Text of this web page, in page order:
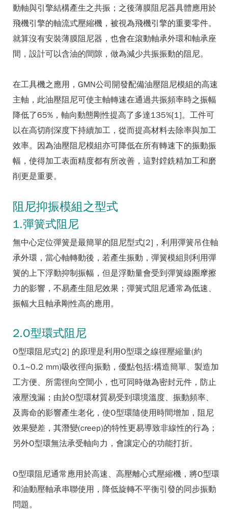
動軸與引擎結構產生之共振；之後薄膜阻尼器具體應用於
飛機引擎的軸流式壓縮機，被視為飛機引擎的重要零件。
就算沒有安裝薄膜阻尼器，也會在滾動軸承外環和軸承座
間，設計可以含油的間隙，做為減少共振振動的阻尼。
在工具機之應用，GMN公司開發配備油壓阻尼模組的高速
主軸，此油壓阻尼可使主軸轉速在通過共振頻率時之振幅
降低了65%，軸向動態剛性提高了多達135%[1]。工件可
以在高切削深度下持續加工，從而提高材料去除率與加工
效率。因為油壓阻尼模組亦可降低在所有轉速下的振動振
幅，使得加工表面精度都有所改善，這對鏜銑精加工和磨
削更是重要。
阻尼抑振模組之型式
1.彈簧式阻尼
無中心定位彈簧是最簡單的阻尼型式[2]，利用彈簧吊住軸
承外環，當心軸轉動後，若產生振動，彈簧模組則利用彈
簧的上下浮動抑制振幅，但是浮動量會受到彈簧線圈摩擦
力的影響，不易產生阻尼效果；彈簧式阻尼通常為低速、
振幅大且軸承剛性高的應用。
2.O型環式阻尼
O型環阻尼式[2] 的原理是利用O型環之線徑壓縮量(約
0.1~0.2 mm)吸收徑向振動，優點包括:構造簡單、製造加
工方便、所需徑向空間小，也可同時做為密封元件，防止
液壓洩漏；由於O型環材質易受到環境溫度、振動頻率、
及壽命的影響產生老化，使O型環隨使用時間增加，阻尼
效果變差，其潛變(creep)的特性更易導致非線性的行為；
另外O型環無法承受軸向力，會讓定心的功能打折。
O型環阻尼通常應用於高速、高壓離心式壓縮機，將O型環
和油動壓軸承串聯使用，降低旋轉不平衡引發的同步振動
問題。